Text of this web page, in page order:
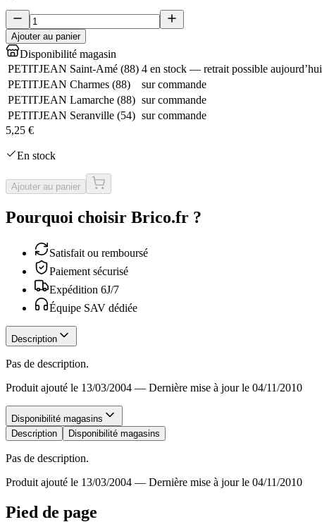
Ajouter au panier
Disponibilité magasin
PETITJEAN Saint-Amé (88) 4 en stock — retrait possible aujourd’hui
PETITJEAN Charmes (88)
sur commande
PETITJEAN Lamarche (88) sur commande
PETITJEAN Seranville (54) sur commande
5,25 €
En stock
Ajouter au panier
Pourquoi choisir Brico.fr ?
Satisfait ou remboursé
Paiement sécurisé
Expédition 6J/7
Équipe SAV dédiée
Description
Pas de description.
Produit ajouté le 13/03/2004 — Dernière mise à jour le 04/11/2010
Disponibilité magasins
Description
Disponibilité magasins
Pas de description.
Produit ajouté le 13/03/2004 — Dernière mise à jour le 04/11/2010
Pied de page